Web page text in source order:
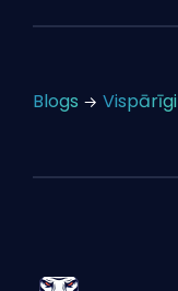
Blogs Vispārīgi